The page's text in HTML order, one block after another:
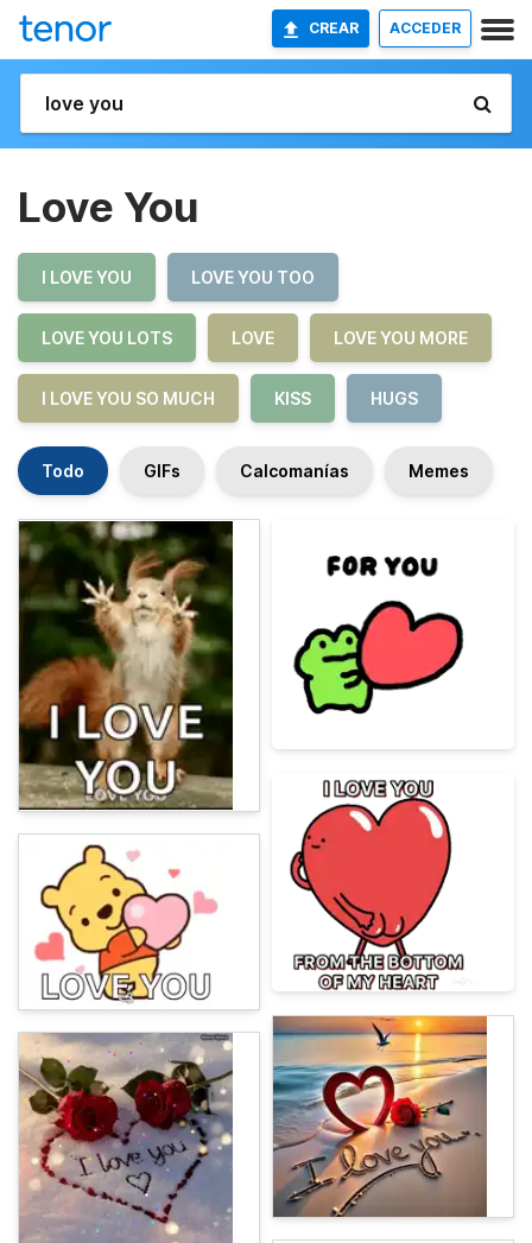
CREAR ACCEDER
Love You
I LOVE YOU LOVE YOU TOO
LOVE YOU LOTS LOVE LOVE YOU MORE
I LOVE YOU SO MUCH KISS HUGS
Todo GIFs Calcomanías Memes